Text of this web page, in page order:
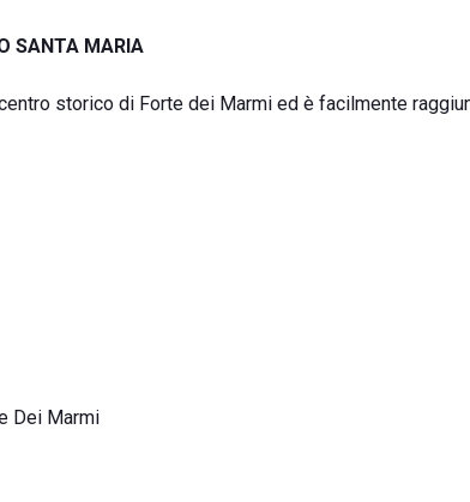
SANTA MARIA
storico di Forte dei Marmi ed è facilmente
Dei Marmi